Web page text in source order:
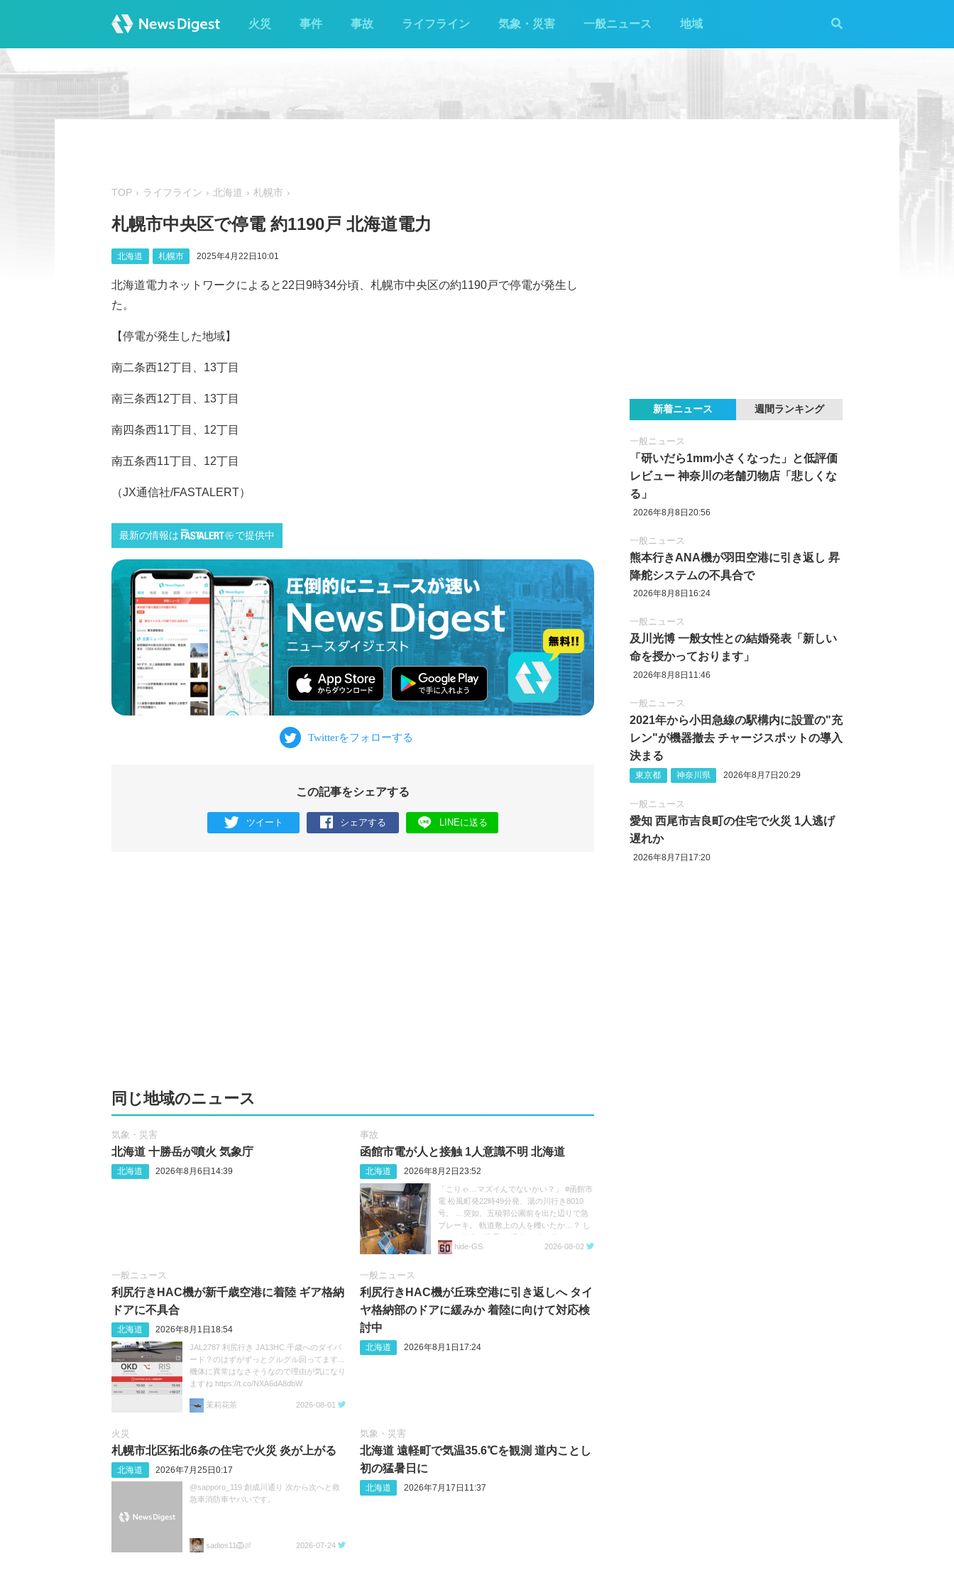
火災 事件 事故 ライフライン 気象・災害 一般ニュース 地域
TOP ライフライン 北海道 札幌市
札幌市中央区で停電 約1190戸 北海道電力
北海道 札幌市 2025年4月22日10:01
北海道電力ネットワークによると22日9時34分頃、札幌市中央区の約1190戸で停電が発生し
た。
【停電が発生した地域】
南二条西12丁目、13丁目
南三条西12丁目、13丁目
南四条西11丁目、12丁目
南五条西11丁目、12丁目
（JX通信社/FASTALERT）
最新の情報は で提供中
この記事をシェアする
ツイート シェアする LINEに送る
同じ地域のニュース
気象・災害
北海道 十勝岳が噴火 気象庁
北海道 2026年8月6日14:39
事故
函館市電が人と接触 1人意識不明 北海道
北海道 2026年8月2日23:52
「こりゃ…マズイんでないかい？」 #函館市
電 松風町発22時49分発、湯の川行き8010
号。 …突如、五稜郭公園前を出た辺りで急
ブレーキ。 軌道敷上の人を轢いたか…？ し
ばらく停車の様子。 現在23時20分。
https://t.co/05MHqV1wVQ
hide‐GS 2026-08-02
一般ニュース
利尻行きHAC機が新千歳空港に着陸 ギア格納
ドアに不具合
北海道 2026年8月1日18:54
JAL2787 利尻行き JA13HC 千歳へのダイバ
ード？のはずがずっとグルグル回ってます...
機体に異常はなさそうなので理由が気になり
ますね https://t.co/NXA6dA8dbW
茉莉花茶 2026-08-01
一般ニュース
利尻行きHAC機が丘珠空港に引き返しへ タイ
ヤ格納部のドアに緩みか 着陸に向けて対応検
討中
北海道 2026年8月1日17:24
火災
札幌市北区拓北6条の住宅で火災 炎が上がる
北海道 2026年7月25日0:17
@sapporo_119 創成川通り 次から次へと救
急車消防車ヤバいです。
sadios11🦁🍖 2026-07-24
気象・災害
北海道 遠軽町で気温35.6℃を観測 道内ことし
初の猛暑日に
北海道 2026年7月17日11:37
新着ニュース 週間ランキング
一般ニュース
「研いだら1mm小さくなった」と低評価
レビュー 神奈川の老舗刃物店「悲しくな
る」
2026年8月8日20:56
一般ニュース
熊本行きANA機が羽田空港に引き返し 昇
降舵システムの不具合で
2026年8月8日16:24
一般ニュース
及川光博 一般女性との結婚発表「新しい
命を授かっております」
2026年8月8日11:46
一般ニュース
2021年から小田急線の駅構内に設置の"充
レン"が機器撤去 チャージスポットの導入
決まる
東京都 神奈川県 2026年8月7日20:29
一般ニュース
愛知 西尾市吉良町の住宅で火災 1人逃げ
遅れか
2026年8月7日17:20